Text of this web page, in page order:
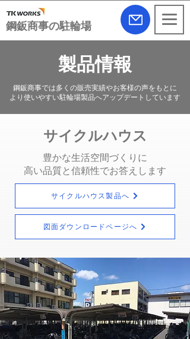
​鋼鈑商事の駐輪場
製品情報
鋼鈑商事では多くの販売実績やお客様の声をもとに
より使いやすい駐輪場製品へアップデートしています
サイクルハウス
​豊かな生活空間づくりに
高い品質と信頼性でお答えします
サイクルハウス製品へ
図面ダウンロードページへ